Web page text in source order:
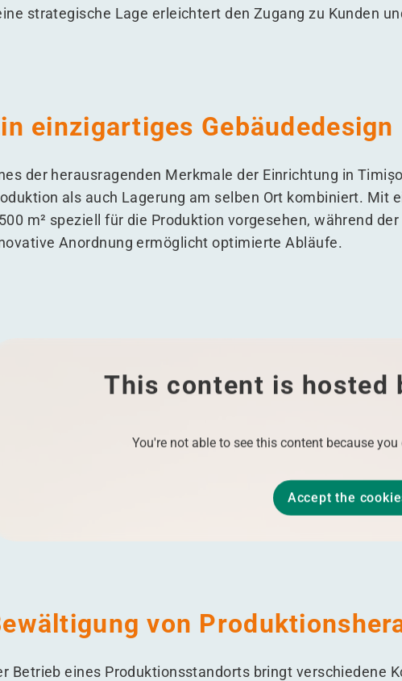
strategische Lage erleichtert den Zugang zu Kunden
einzigartiges Gebäudedesign
der herausragenden Merkmale der Einrichtung in
als auch Lagerung am selben Ort kombiniert. Mit
m² speziell für die Produktion vorgesehen, während
Anordnung ermöglicht optimierte Abläufe.
This content is hosted
You're not able to see this content because
Accept the
von
Betrieb eines Produktionsstandorts bringt verschiedene